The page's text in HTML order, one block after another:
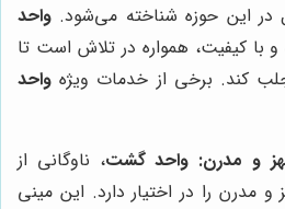
در این حوزه شناخته می‌شود. واحد
و با کیفیت، همواره در تلاش است تا
کند. برخی از خدمات ویژه واحد
و مدرن: واحد گشت، ناوگانی از
مدرن را در اختیار دارد. این مینی